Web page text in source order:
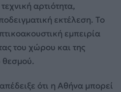
αρτιότητα,
εκτέλεση. Το
εμπειρία
του χώρου και της
θεσμού.
απέδειξε ότι η Αθήνα μπορεί